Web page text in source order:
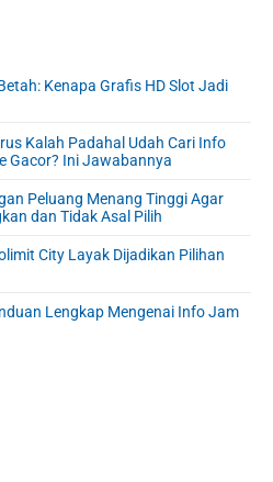
Kenapa Grafis HD Slot Jadi
Kalah Padahal Udah Cari Info
Gacor? Ini Jawabannya
Peluang Menang Tinggi Agar
dan Tidak Asal Pilih
City Layak Dijadikan Pilihan
Lengkap Mengenai Info Jam